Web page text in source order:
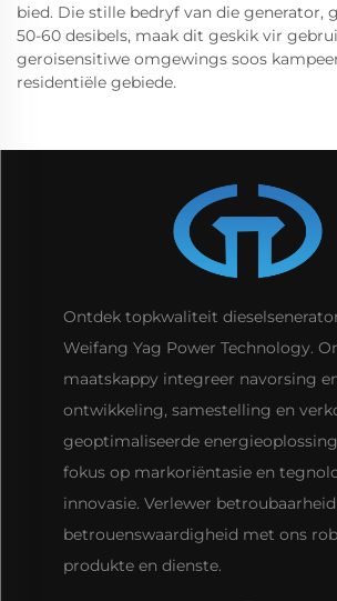
bied. Die stille bedryf van die generator,
50-60 desibels, maak dit geskik vir
geroisensitiwe omgewings soos
residentiële gebiede.
Ontdek topkwaliteit
Weifang Yag Power Technology.
maatskappy integreer navorsing
ontwikkeling, samestelling en
geoptimaliseerde
fokus op markoriëntasie en
innovasie. Verlewer
betrouenswaardigheid met ons
produkte en dienste.